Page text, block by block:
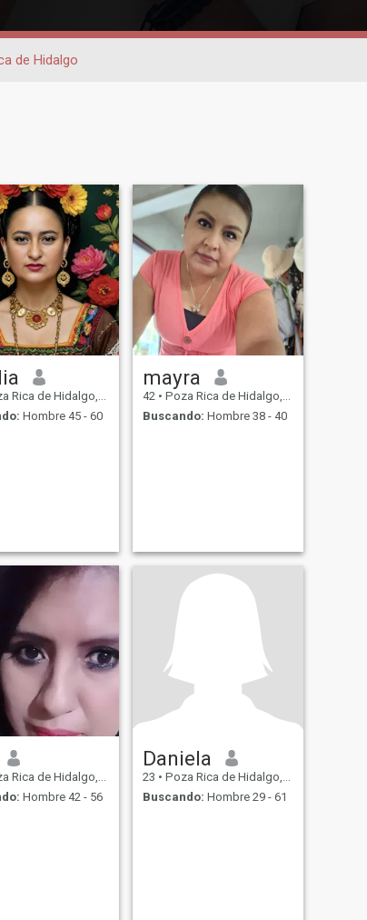
de Hidalgo
de Hidalgo, Veracruz, México
Hombre 45 - 60
mayra
42 • Poza Rica de Hidalgo, Veracruz, México
Buscando: Hombre 38 - 40
de Hidalgo, Veracruz, México
Hombre 42 - 56
Daniela
23 • Poza Rica de Hidalgo, Veracruz, México
Buscando: Hombre 29 - 61